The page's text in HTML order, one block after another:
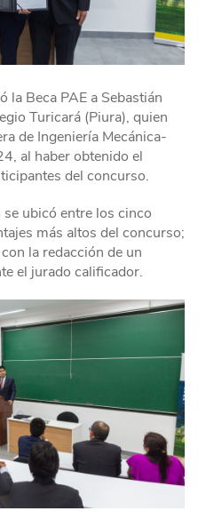
la Beca PAE a Sebastián
Turicará (Piura), quien
de Ingeniería Mecánica-
al haber obtenido el
del concurso.
ubicó entre los cinco
más altos del concurso;
la redacción de un
el jurado calificador.